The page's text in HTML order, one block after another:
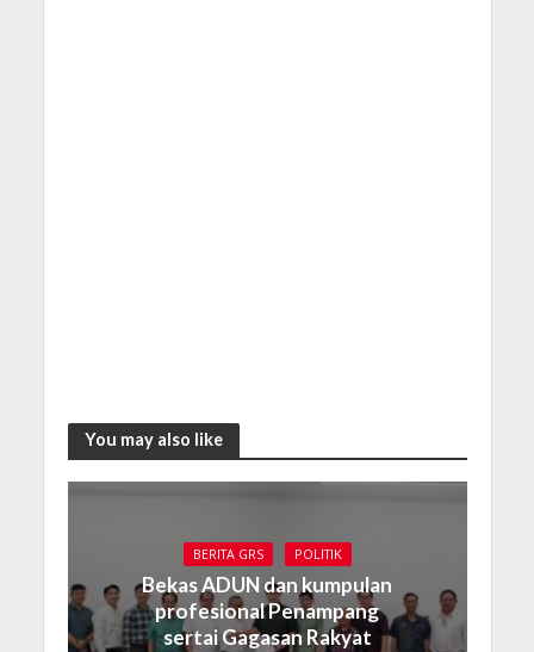
You may also like
BERITA GRS POLITIK
Bekas ADUN dan kumpulan
profesional Penampang
sertai Gagasan Rakyat